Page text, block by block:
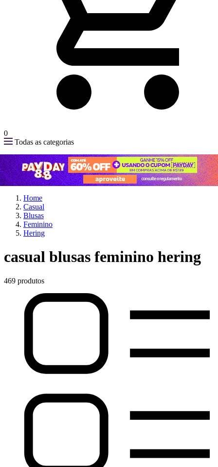
0
Todas as categorias
Home
Casual
Blusas
Feminino
Hering
casual blusas feminino hering
469 produtos